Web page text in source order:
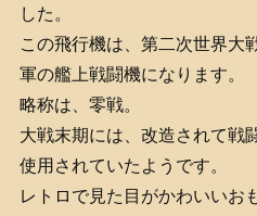
した。
この飛行機は、第二次世界大
軍の艦上戦闘機になります。
略称は、零戦。
大戦末期には、改造されて戦
使用されていたようです。
レトロで見た目がかわいいお